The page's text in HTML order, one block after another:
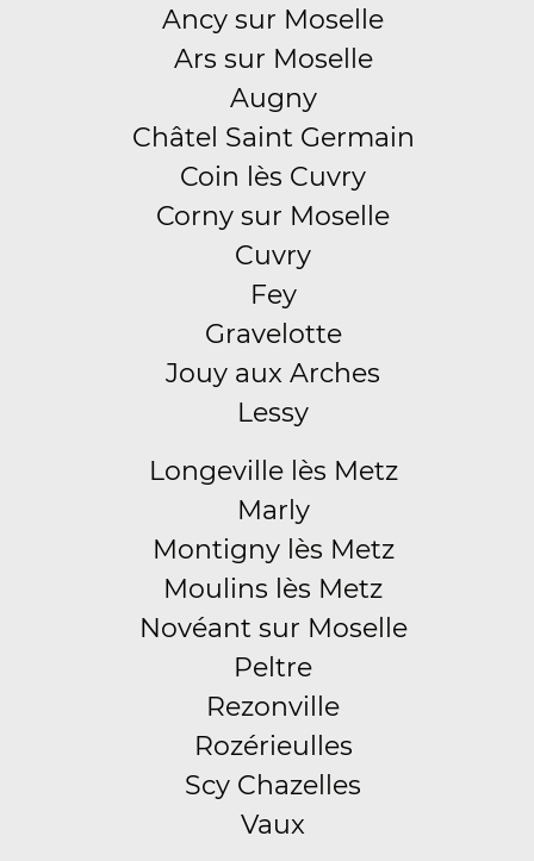
Ancy sur Moselle
Ars sur Moselle
Augny
Châtel Saint Germain
Coin lès Cuvry
Corny sur Moselle
Cuvry
Fey
Gravelotte
Jouy aux Arches
Lessy
Longeville lès Metz
Marly
Montigny lès Metz
Moulins lès Metz
Novéant sur Moselle
Peltre
Rezonville
Rozérieulles
Scy Chazelles
Vaux